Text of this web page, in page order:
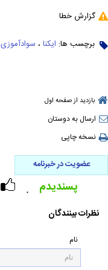
گزارش خطا
برچسب ها: ایکنا ، سوادآموزی
بازدید از صفحه اول
ارسال به دوستان
نسخه چاپی
عضویت در خبرنامه
۰ پسندیدم
نظرات بینندگان
نام